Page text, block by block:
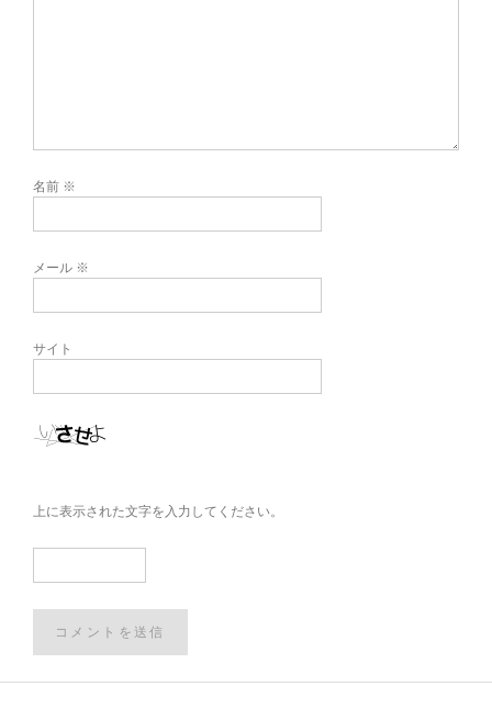
名前 ※
メール ※
サイト
上に表示された文字を入力してください。